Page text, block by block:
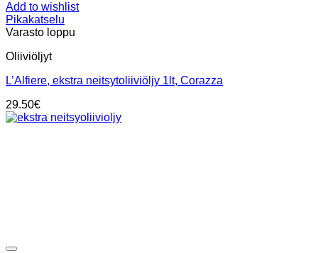
Add to wishlist
Pikakatselu
Varasto loppu
Oliiviöljyt
L’Alfiere, ekstra neitsytoliiviöljy 1lt, Corazza
29.50€